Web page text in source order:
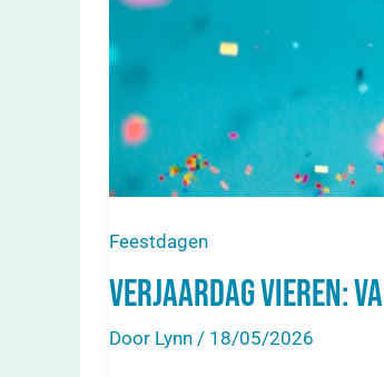
Feestdagen
Verjaardag vieren:
Door Lynn / 18/05/2026